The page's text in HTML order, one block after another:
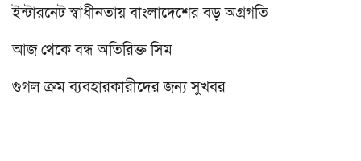
ইন্টারনেট স্বাধীনতায় বাংলাদেশের বড় অগ্রগতি
আজ থেকে বন্ধ অতিরিক্ত সিম
গুগল ক্রম ব্যবহারকারীদের জন্য সুখবর